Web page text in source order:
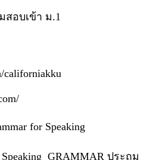
สอบเข้า ม.1
californiakku
for Speaking
GRAMMAR ประถม